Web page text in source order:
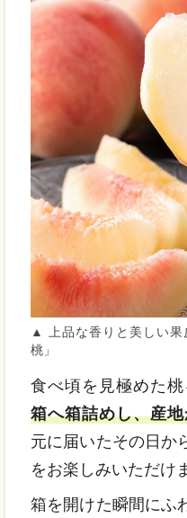
▲ 上品な香りと美しい
桃」
食べ頃を見極めた
箱へ箱詰めし、産
元に届いたその日か
をお楽しみいただけ
箱を開けた瞬間にふ